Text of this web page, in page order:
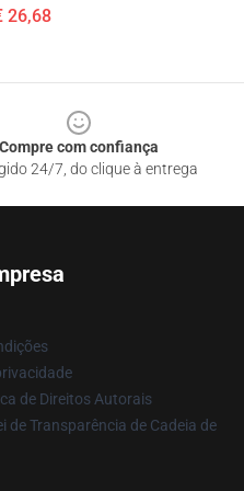
26,68
Compre com confiança
24/7, do clique à entrega
de Direitos Autorais
de Transparência de Cadeia de